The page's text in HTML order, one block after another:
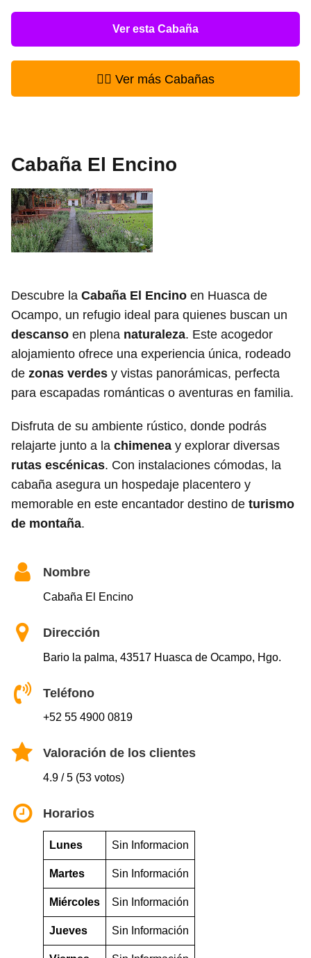
Ver esta Cabaña
👉🏻 Ver más Cabañas
Cabaña El Encino
Descubre la Cabaña El Encino en Huasca de
Ocampo, un refugio ideal para quienes buscan un
descanso en plena naturaleza. Este acogedor
alojamiento ofrece una experiencia única, rodeado
de zonas verdes y vistas panorámicas, perfecta
para escapadas románticas o aventuras en familia.
Disfruta de su ambiente rústico, donde podrás
relajarte junto a la chimenea y explorar diversas
rutas escénicas. Con instalaciones cómodas, la
cabaña asegura un hospedaje placentero y
memorable en este encantador destino de turismo
de montaña.
Nombre
Cabaña El Encino
Dirección
Bario la palma, 43517 Huasca de Ocampo, Hgo.
Teléfono
+52 55 4900 0819
Valoración de los clientes
4.9 / 5 (53 votos)
Horarios
Lunes Sin Informacion
Martes Sin Información
Miércoles Sin Información
Jueves Sin Información